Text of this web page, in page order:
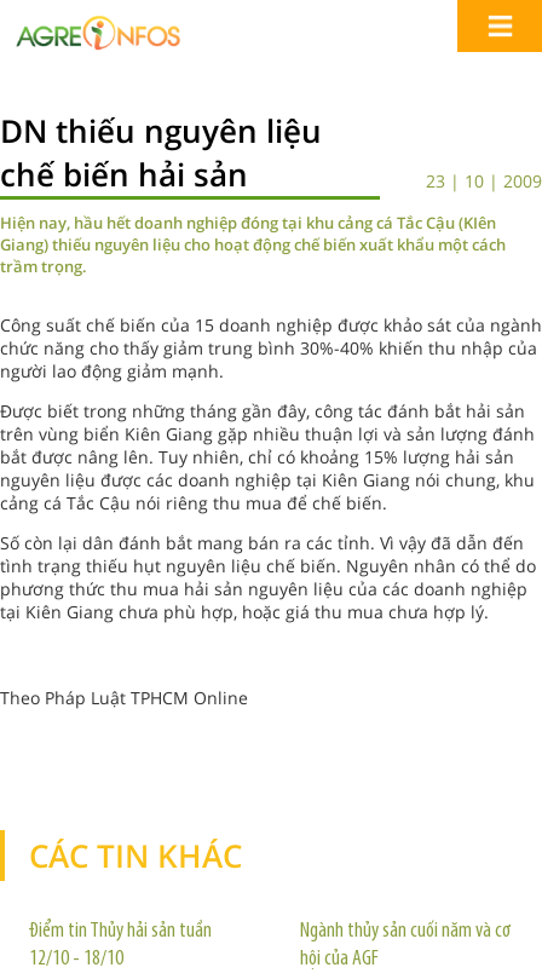
DN thiếu nguyên liệu
chế biến hải sản
23 | 10 | 2009
Hiện nay, hầu hết doanh nghiệp đóng tại khu cảng cá Tắc Cậu (KIên
Giang) thiếu nguyên liệu cho hoạt động chế biến xuất khẩu một cách
trầm trọng.
Công suất chế biến của 15 doanh nghiệp được khảo sát của ngành
chức năng cho thấy giảm trung bình 30%-40% khiến thu nhập của
người lao động giảm mạnh.
Được biết trong những tháng gần đây, công tác đánh bắt hải sản
trên vùng biển Kiên Giang gặp nhiều thuận lợi và sản lượng đánh
bắt được nâng lên. Tuy nhiên, chỉ có khoảng 15% lượng hải sản
nguyên liệu được các doanh nghiệp tại Kiên Giang nói chung, khu
cảng cá Tắc Cậu nói riêng thu mua để chế biến.
Số còn lại dân đánh bắt mang bán ra các tỉnh. Vì vậy đã dẫn đến
tình trạng thiếu hụt nguyên liệu chế biến. Nguyên nhân có thể do
phương thức thu mua hải sản nguyên liệu của các doanh nghiệp
tại Kiên Giang chưa phù hợp, hoặc giá thu mua chưa hợp lý.
Theo Pháp Luật TPHCM Online
CÁC TIN KHÁC
Điểm tin Thủy hải sản tuần
12/10 - 18/10
Ngành thủy sản cuối năm và cơ
hội của AGF